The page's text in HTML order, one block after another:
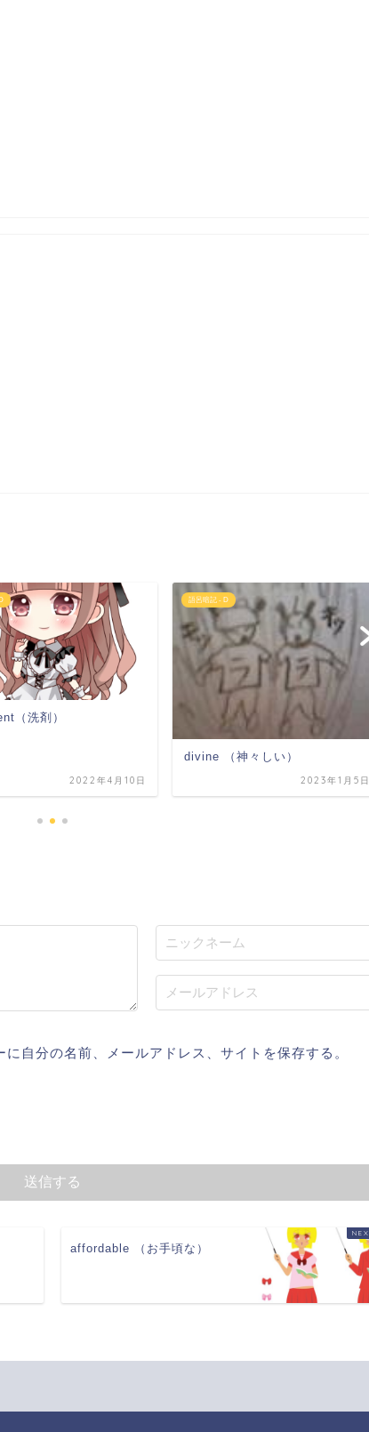
（洗剤）
2022年4月10日
語呂暗記 - D
divine （神々しい）
2023年1月5日
自分の名前、メールアドレス、サイトを保存する。
affordable （お手頃な）